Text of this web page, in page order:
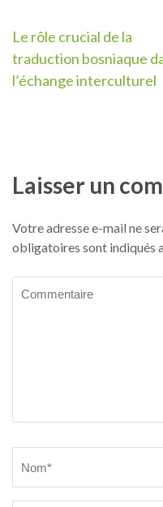
Navigation
de
Le rôle crucial de la
traduction bosniaque
l’échange interculturel
Laisser un
Votre adresse e-mail ne
obligatoires sont indiqués